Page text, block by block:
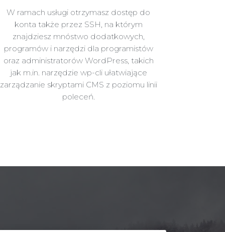
W ramach usługi otrzymasz dostęp do
konta także przez SSH, na którym
znajdziesz mnóstwo dodatkowych,
programów i narzędzi dla programistów
oraz administratorów WordPress, takich
jak m.in. narzędzie wp-cli ułatwiające
zarządzanie skryptami CMS z poziomu linii
poleceń.